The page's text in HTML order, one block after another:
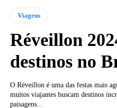
Viagens
Réveillon
destinos no
O Réveillon é uma das festas mais
muitos viajantes buscam destinos
paisagens...